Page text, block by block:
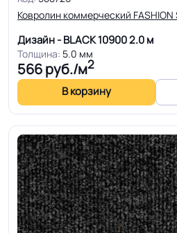
Ковролин коммерческий FASHION
Дизайн - BLACK 109002.0 м
Толщина: 5.0 мм
566руб./м2
В корзину